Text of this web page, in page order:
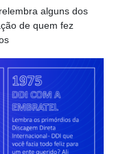
alguns dos
de quem fez